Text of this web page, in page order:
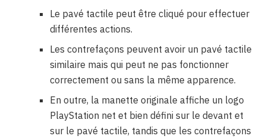
Le pavé tactile peut être cliqué pour effectuer
différentes actions.
Les contrefaçons peuvent avoir un pavé tactile
similaire mais qui peut ne pas fonctionner
correctement ou sans la même apparence.
En outre, la manette originale affiche un logo
PlayStation net et bien défini sur le devant et
sur le pavé tactile, tandis que les contrefaçons